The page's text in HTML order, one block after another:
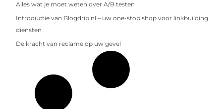
Alles wat je moet weten over A/B testen
Introductie van Blogdrip.nl – uw one-stop shop voor linkbuilding
diensten
De kracht van reclame op uw gevel